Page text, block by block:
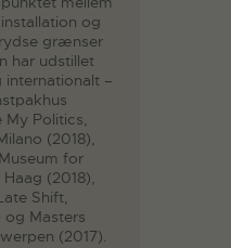
og
grænser
har udstillet
internationalt –
My Politics,
(2018),
for
(2018),
Shift,
og Masters
(2017).